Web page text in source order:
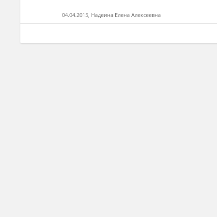
04.04.2015, Надеина Елена Алексеевна